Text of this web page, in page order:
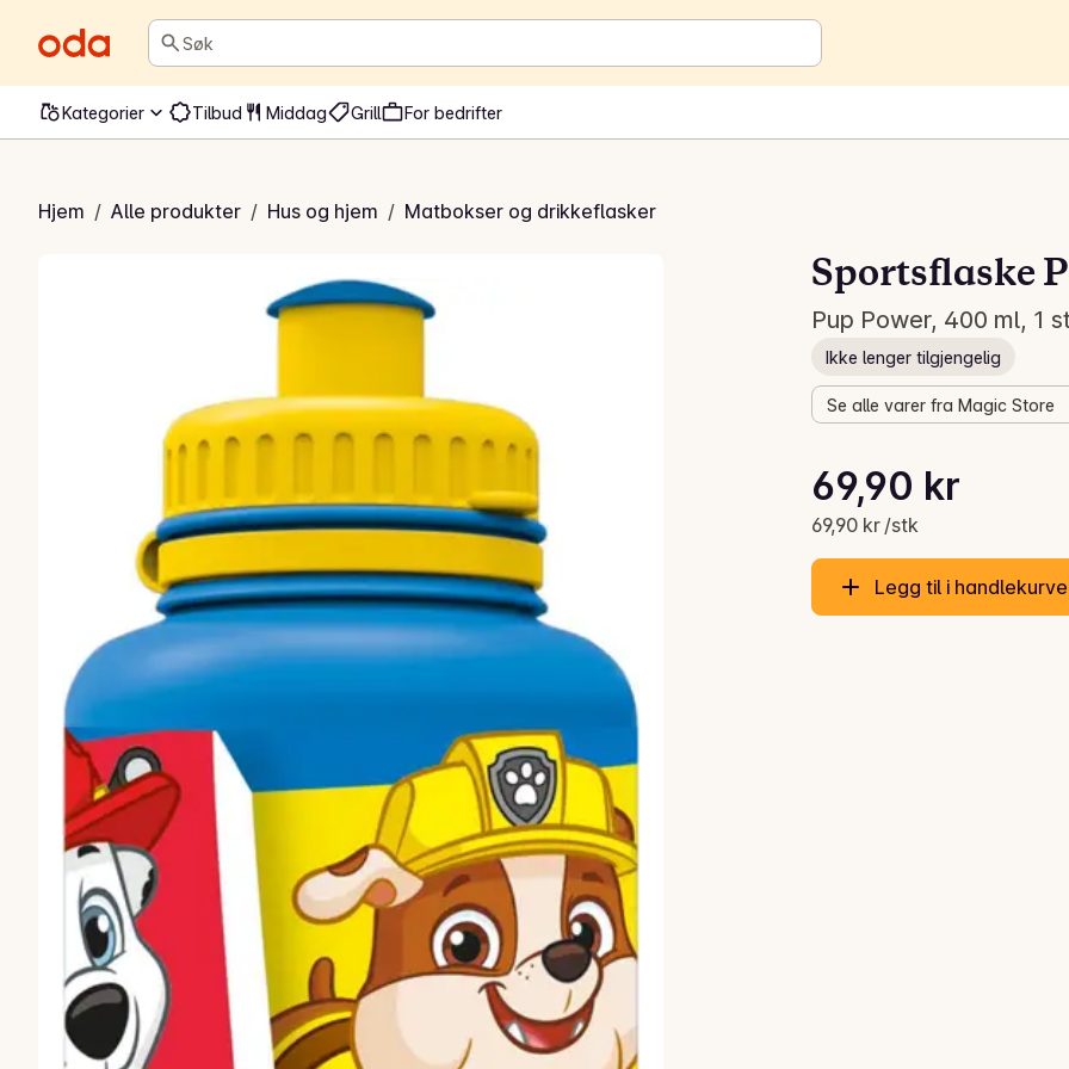
Søk
Kategorier Tilbud Middag Grill For bedrifter
Hjem / Alle produkter / Hus og hjem / Matbokser og drikkeflasker
Paw Patrol
Sportsflaske
Pup Power, 400 ml, 1
Ikke lenger tilgjengelig
Se alle varer fra Magic Store
Gjeldende pris er: 69,90 kr
69,90 kr
69,90 kr /stk
Stykkpris: 69,90 kr /stk
Legg til i